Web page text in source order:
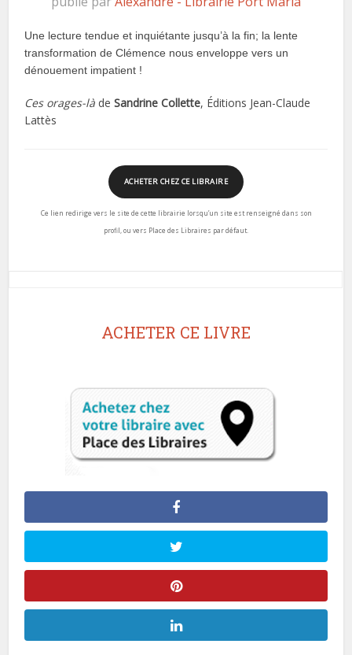
Une lecture tendue et inquiétante jusqu’à la fin; la lente
transformation de Clémence nous enveloppe vers un
dénouement impatient !
Ces orages-là deSandrine Collette, Éditions Jean-Claude
Lattès
ACHETER CHEZ CE LIBRAIRE
Ce lien redirige vers le site de cette librairie lorsqu’un site est renseigné dans son
profil, ou vers Place des Libraires par défaut.
ACHETER CE LIVRE